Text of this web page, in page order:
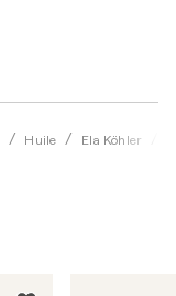
Huile Ela Köhler